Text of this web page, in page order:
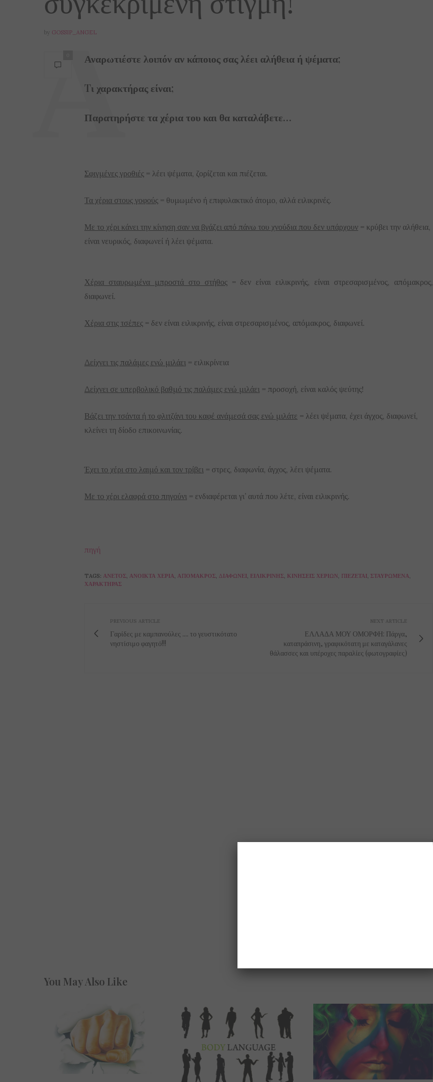
by GOSSIP_ANGEL
Αναρωτιέστε λοιπόν αν κάποιος σας λέει αλήθεια ή ψέματα;
Tι χαρακτήρας είναι;
Παρατηρήστε τα χέρια του και θα καταλάβετε…
Σφιγμένες γροθιές = λέει ψέματα, ζορίζεται και πιέζεται.
Τα χέρια στους γοφούς = θυμωμένο ή επιφυλακτικό άτομο, αλλά ειλικρινές.
Με το χέρι κάνει την κίνηση σαν να βγάζει από πάνω του χνούδια που δεν υπάρχουν = κρύβει την αλήθεια,
είναι νευρικός, διαφωνεί ή λέει ψέματα.
Χέρια σταυρωμένα μπροστά στο στήθος= δεν είναι ειλικρινής, είναι στρεσαρισμένος, απόμακρος,
διαφωνεί.
Χέρια στις τσέπες = δεν είναι ειλικρινής, είναι στρεσαρισμένος, απόμακρος, διαφωνεί.
Δείχνει τις παλάμες ενώ μιλάει = ειλικρίνεια
Δείχνει σε υπερβολικό βαθμό τις παλάμες ενώ μιλάει = προσοχή, είναι καλός ψεύτης!
Βάζει την τσάντα ή το φλιτζάνι του καφέ ανάμεσά σας ενώ μιλάτε = λέει ψέματα, έχει άγχος, διαφωνεί,
κλείνει τη δίοδο επικοινωνίας.
Έχει το χέρι στο λαιμό και τον τρίβει = στρες, διαφωνία, άγχος, λέει ψέματα.
Με το χέρι ελαφρά στο πηγούνι = ενδιαφέρεται γι’ αυτά που λέτε, είναι ειλικρινής.
πηγή
TAGS: ΆΝΕΤΟΣ, ΑΝΟΙΚΤΆ ΧΈΡΙΑ, ΑΠΌΜΑΚΡΟΣ, ΔΙΑΦΩΝΕΊ, ΕΙΛΙΚΡΙΝΉΣ, ΚΙΝΉΣΕΙΣ ΧΕΡΙΏΝ, ΠΙΈΖΕΤΑΙ, ΣΤΑΥΡΩΜΈΝΑ,
ΧΑΡΑΚΤΉΡΑΣ
PREVIOUS ARTICLE
Γαρίδες με καμπανούλες .... το γευστικότατο
νηστίσιμο φαγητό!!!
NEXT ARTICLE
ΕΛΛΑΔΑ ΜΟΥ ΟΜΟΡΦΗ: Πάργα,
καταπράσινη, γραφικότατη με καταγάλανες
θάλασσες και υπέροχες παραλίες (φωτογραφίες)
You May Also Like